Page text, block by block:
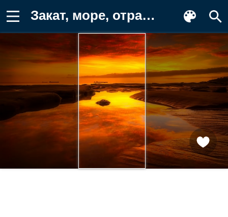
Закат, море, отражение, пейзаж Обои для телефона